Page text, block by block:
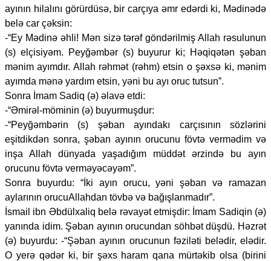
ayının hilalını görürdüsə, bir carçıya əmr edərdi ki, Mədinədə
belə car çəksin:
-“Ey Mədinə əhli! Mən sizə tərəf göndərilmiş Allah rəsulunun
(s) elçisiyəm. Peyğəmbər (s) buyurur ki; Həqiqətən şəban
mənim ayımdır. Allah rəhmət (rəhm) etsin o şəxsə ki, mənim
ayımda mənə yardım etsin, yəni bu ayı oruc tutsun”.
Sonra İmam Sadiq (ə) əlavə etdi:
-“Əmirəl-möminin (ə) buyurmuşdur:
-“Peyğəmbərin (s) şəban ayındakı carçısının sözlərini
eşitdikdən sonra, şəban ayının orucunu fövtə vermədim və
inşa Allah dünyada yaşadığım müddət ərzində bu ayın
orucunu fövtə verməyəcəyəm”.
Sonra buyurdu: “İki ayın orucu, yəni şəban və ramazan
aylarının orucuAllahdan tövbə və bağışlanmadır”.
İsmail ibn Əbdülxaliq belə rəvayət etmişdir: İmam Sadiqin (ə)
yanında idim. Şəban ayının orucundan söhbət düşdü. Həzrət
(ə) buyurdu: -“Şəban ayının orucunun fəziləti belədir, elədir.
O yerə qədər ki, bir şəxs haram qana mürtəkib olsa (birini